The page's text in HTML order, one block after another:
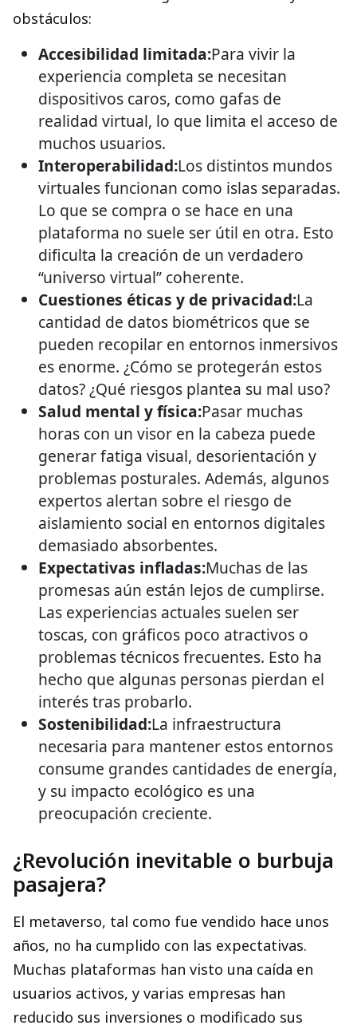
obstáculos:
Accesibilidad limitada:Para vivir la
experiencia completa se necesitan
dispositivos caros, como gafas de
realidad virtual, lo que limita el acceso de
muchos usuarios.
Interoperabilidad:Los distintos mundos
virtuales funcionan como islas separadas.
Lo que se compra o se hace en una
plataforma no suele ser útil en otra. Esto
dificulta la creación de un verdadero
“universo virtual” coherente.
Cuestiones éticas y de privacidad:La
cantidad de datos biométricos que se
pueden recopilar en entornos inmersivos
es enorme. ¿Cómo se protegerán estos
datos? ¿Qué riesgos plantea su mal uso?
Salud mental y física:Pasar muchas
horas con un visor en la cabeza puede
generar fatiga visual, desorientación y
problemas posturales. Además, algunos
expertos alertan sobre el riesgo de
aislamiento social en entornos digitales
demasiado absorbentes.
Expectativas infladas:Muchas de las
promesas aún están lejos de cumplirse.
Las experiencias actuales suelen ser
toscas, con gráficos poco atractivos o
problemas técnicos frecuentes. Esto ha
hecho que algunas personas pierdan el
interés tras probarlo.
Sostenibilidad:La infraestructura
necesaria para mantener estos entornos
consume grandes cantidades de energía,
y su impacto ecológico es una
preocupación creciente.
¿Revolución inevitable o burbuja
pasajera?
El metaverso, tal como fue vendido hace unos
años, no ha cumplido con las expectativas.
Muchas plataformas han visto una caída en
usuarios activos, y varias empresas han
reducido sus inversiones o modificado sus